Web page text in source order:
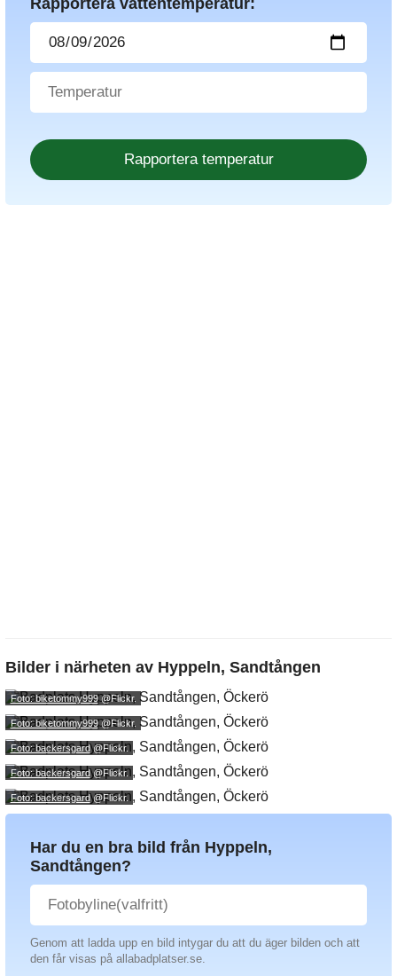
Rapportera vattentemperatur:
Bilder i närheten av Hyppeln, Sandtången
Foto: biketommy999@Flickr.
Foto: biketommy999@Flickr.
Foto: backersgard@Flickr.
Foto: backersgard@Flickr.
Foto: backersgard@Flickr.
Har du en bra bild från Hyppeln,
Sandtången?
Genom att ladda upp en bild intygar du att du äger bilden och att
den får visas på allabadplatser.se.